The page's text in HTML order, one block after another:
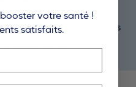
de nos consommateurs
votre santé !
satisfaits.